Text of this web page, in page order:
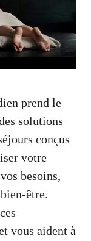
prend le
solutions
conçus
votre
besoins,
être.
vous aident à